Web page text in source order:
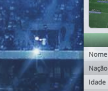
Nome
Nação
Idade